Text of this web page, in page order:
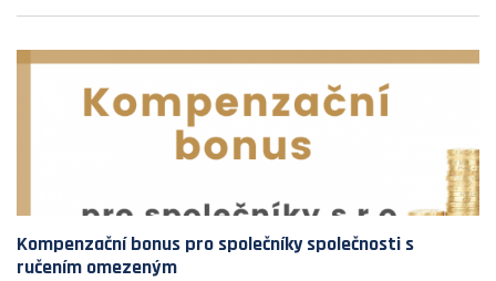
Kompenzační bonus pro společníky společnosti s
ručením omezeným